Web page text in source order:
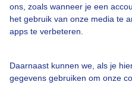
ons, zoals wanneer je een
het gebruik van onze media te
apps te verbeteren.
Daarnaast kunnen we, als je
gegevens gebruiken om onze